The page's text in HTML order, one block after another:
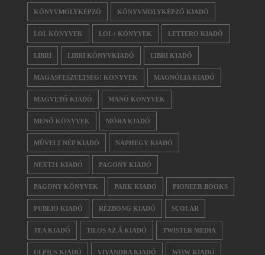
KÖNYVMOLYKÉPZŐ KÖNYVMOLYKÉPZŐ KIADÓ
LOL KÖNYVEK LOL+ KÖNYVEK LETTERO KIADÓ
LIBRI LIBRI KÖNYVKIADÓ LIBRI KIADÓ
MAGASFESZÜLTSÉG! KÖNYVEK MAGNÓLIA KIADÓ
MAGVETŐ KIADÓ MANÓ KÖNYVEK
MENŐ KÖNYVEK MÓRA KIADÓ
MŰVELT NÉP KIADÓ NAPHEGY KIADÓ
NEXT21 KIADÓ PAGONY KIADÓ
PAGONY KÖNYVEK PARK KIADÓ PIONEER BOOKS
PUBLIO KIADÓ RÉZBONG KIADÓ SCOLAR
TEA KIADÓ TILOS AZ Á KIADÓ TWISTER MEDIA
ULPIUS KIADÓ VIVANDRA KIADÓ WOW KIADÓ